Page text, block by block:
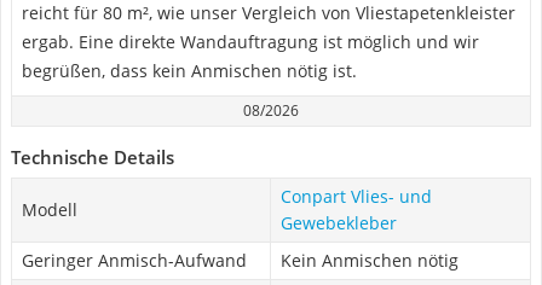
reicht für 80 m², wie unser Vergleich von Vliestapetenkleister
ergab. Eine direkte Wandauftragung ist möglich und wir
begrüßen, dass kein Anmischen nötig ist.
08/2026
Technische Details
Modell
Conpart Vlies- und
Gewebekleber
Geringer Anmisch-Aufwand
Kein Anmischen nötig